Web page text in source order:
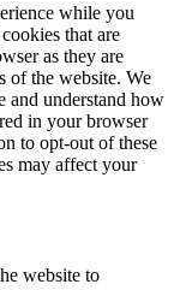
while you
that are
as they are
of the website. We
and understand how
in your browser
to opt-out of these
may affect your
website to